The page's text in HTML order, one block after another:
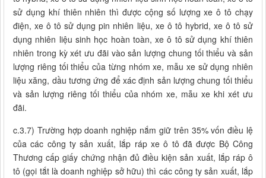
sử dụng khí thiên nhiên thì được cộng số lượng xe ô tô chạy
điện, xe ô tô sử dụng pin nhiên liệu, xe ô tô hybrid, xe ô tô sử
dụng nhiên liệu sinh học hoàn toàn, xe ô tô sử dụng khí thiên
nhiên trong kỳ xét ưu đãi vào sản lượng chung tối thiểu và sản
lượng riêng tối thiểu của từng nhóm xe, mẫu xe sử dụng nhiên
liệu xăng, dầu tương ứng để xác định sản lượng chung tối thiểu
và sản lượng riêng tối thiểu của nhóm xe, mẫu xe khi xét ưu
đãi.
c.3.7) Trường hợp doanh nghiệp nắm giữ trên 35% vốn điều lệ
của các công ty sản xuất, lắp ráp xe ô tô đã được Bộ Công
Thương cấp giấy chứng nhận đủ điều kiện sản xuất, lắp ráp ô
tô (gọi tắt là doanh nghiệp sở hữu) thì các công ty sản xuất, lắp